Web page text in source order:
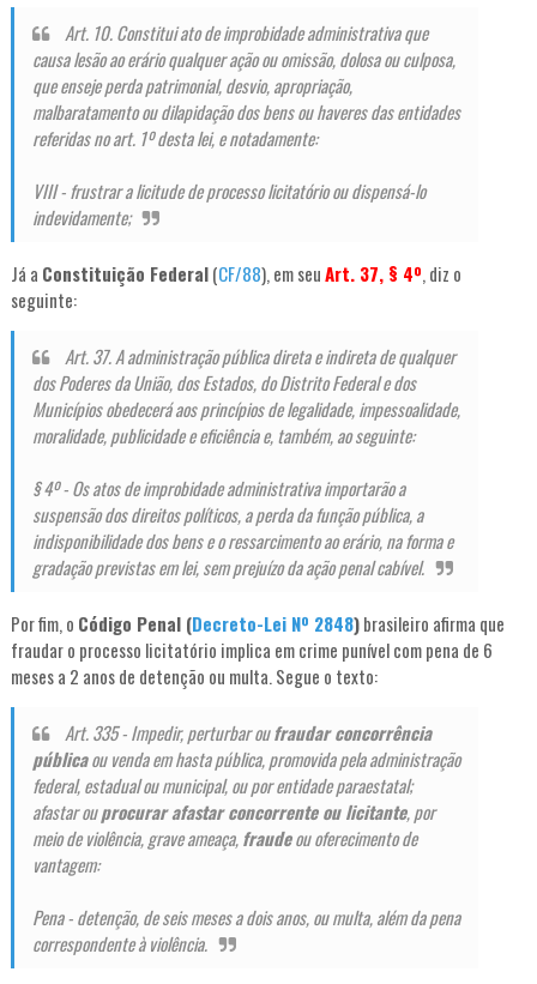
Art. 10. Constitui ato de improbidade administrativa que
causa lesão ao erário qualquer ação ou omissão, dolosa ou culposa,
que enseje perda patrimonial, desvio, apropriação,
malbaratamento ou dilapidação dos bens ou haveres das entidades
referidas no art. 1º desta lei, e notadamente:
VIII - frustrar a licitude de processo licitatório ou dispensá-lo
indevidamente;
Já a Constituição Federal(CF/88), em seuArt. 37, § 4º, diz o
seguinte:
Art. 37. A administração pública direta e indireta de qualquer
dos Poderes da União, dos Estados, do Distrito Federal e dos
Municípios obedecerá aos princípios de legalidade, impessoalidade,
moralidade, publicidade e eficiência e, também, ao seguinte:
§ 4º - Os atos de improbidade administrativa importarão a
suspensão dos direitos políticos, a perda da função pública, a
indisponibilidade dos bens e o ressarcimento ao erário, na forma e
gradação previstas em lei, sem prejuízo da ação penal cabível.
Por fim, o Código Penal (Decreto-Lei Nº 2848)brasileiro afirma que
fraudar o processo licitatório implica em crime punível com pena de 6
meses a 2 anos de detenção ou multa. Segue o texto:
Art. 335 - Impedir, perturbar oufraudar concorrência
públicaou venda em hasta pública, promovida pela administração
federal, estadual ou municipal, ou por entidade paraestatal;
afastar ouprocurar afastar concorrente ou licitante, por
meio de violência, grave ameaça,fraudeou oferecimento de
vantagem:
Pena - detenção, de seis meses a dois anos, ou multa, além da pena
correspondente à violência.